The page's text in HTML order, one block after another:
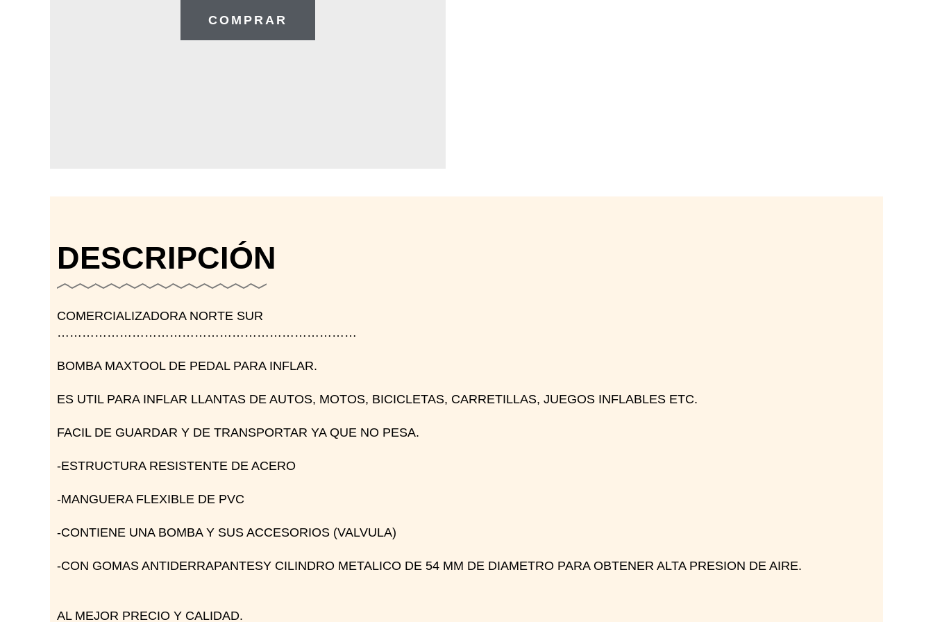
COMPRAR
DESCRIPCIÓN
COMERCIALIZADORA NORTE SUR
………………………………………………………………
BOMBA MAXTOOL DE PEDAL PARA INFLAR.
ES UTIL PARA INFLAR LLANTAS DE AUTOS, MOTOS, BICICLETAS, CARRETILLAS, JUEGOS INFLABLES ETC.
FACIL DE GUARDAR Y DE TRANSPORTAR YA QUE NO PESA.
-ESTRUCTURA RESISTENTE DE ACERO
-MANGUERA FLEXIBLE DE PVC
-CONTIENE UNA BOMBA Y SUS ACCESORIOS (VALVULA)
-CON GOMAS ANTIDERRAPANTESY CILINDRO METALICO DE 54 MM DE DIAMETRO PARA OBTENER ALTA PRESION DE AIRE.
AL MEJOR PRECIO Y CALIDAD.